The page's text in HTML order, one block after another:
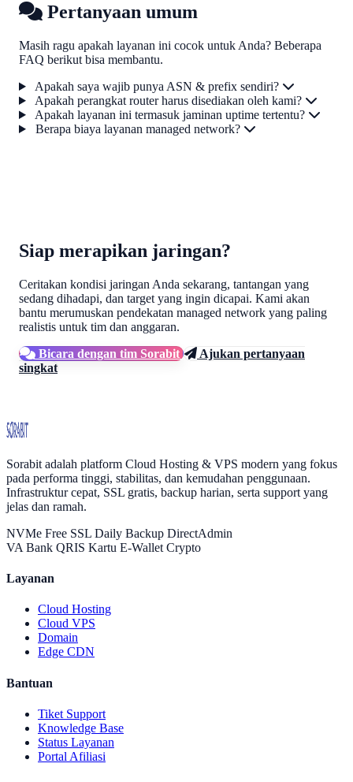
Pertanyaan umum
Masih ragu apakah layanan ini cocok untuk Anda? Beberapa
FAQ berikut bisa membantu.
Apakah saya wajib punya ASN & prefix sendiri?
Apakah perangkat router harus disediakan oleh kami?
Apakah layanan ini termasuk jaminan uptime tertentu?
Berapa biaya layanan managed network?
Siap merapikan jaringan?
Ceritakan kondisi jaringan Anda sekarang, tantangan yang
sedang dihadapi, dan target yang ingin dicapai. Kami akan
bantu merumuskan pendekatan managed network yang paling
realistis untuk tim dan anggaran.
Bicara dengan tim Sorabit
Ajukan pertanyaan
singkat
Sorabit
Sorabit adalah platform Cloud Hosting & VPS modern yang fokus
pada performa tinggi, stabilitas, dan kemudahan penggunaan.
Infrastruktur cepat, SSL gratis, backup harian, serta support yang
jelas dan ramah.
NVMe Free SSL Daily Backup DirectAdmin
VA Bank QRIS Kartu E-Wallet Crypto
Layanan
Cloud Hosting
Cloud VPS
Domain
Edge CDN
Bantuan
Tiket Support
Knowledge Base
Status Layanan
Portal Afiliasi